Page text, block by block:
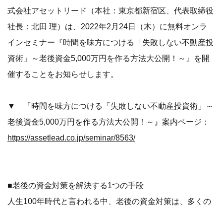
式会社アセットリード（本社：東京都新宿区、代表取締役
社長：北田 理）は、2022年2月24日（木）に無料オンラ
インセミナー『時間を味方につける「失敗しない不動産投
資術」～老後資金5,000万円を作る方法大公開！～』を開
催することをお知らせします。
▼ 『時間を味方につける「失敗しない不動産投資術」～
老後資金5,000万円を作る方法大公開！～』案内ページ：
https://assetlead.co.jp/seminar/8563/
■老後の資金対策を解決する1つの手段
人生100年時代と言われる中、老後の資金対策は、多くの